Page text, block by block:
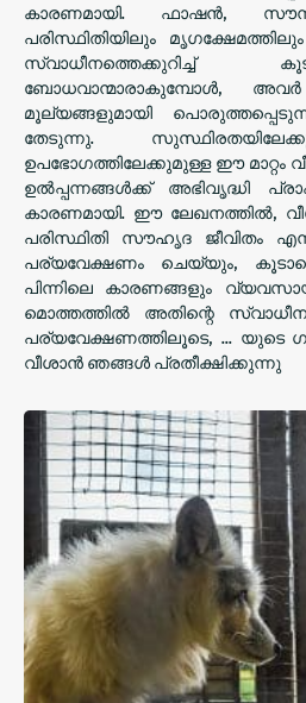
കാരണമായി. ഫാഷൻ,
പരിസ്ഥിതിയിലും
ബോധവാന്മാരാകുമ്പോൾ,
മൂല്യങ്ങളുമായി
തേടുന്നു.
ഉപഭോഗത്തിലേക്കുമുള്ള ഈ മാറ്റം
ഉൽപ്പന്നങ്ങൾക്ക് അഭിവൃദ്ധി
കാരണമായി. ഈ ലേഖനത്തിൽ,
പരിസ്ഥിതി സൗഹൃദ ജീവിതം
പര്യവേക്ഷണം ചെയ്യും,
പിന്നിലെ കാരണങ്ങളും
മൊത്തത്തിൽ അതിന്റെ
പര്യവേക്ഷണത്തിലൂടെ, ... യുടെ
വീശാൻ ഞങ്ങൾ പ്രതീക്ഷിക്കുന്നു